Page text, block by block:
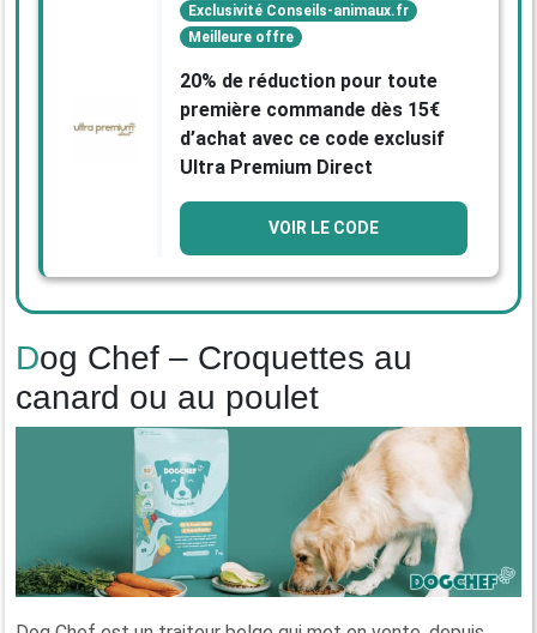
Exclusivité Conseils-animaux.fr
Meilleure offre
20% de réduction pour toute
première commande dès 15€
d’achat avec ce code exclusif
Ultra Premium Direct
VOIR LE CODE
Dog Chef – Croquettes au
canard ou au poulet